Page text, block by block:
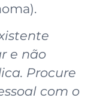
e não
Procure
com o